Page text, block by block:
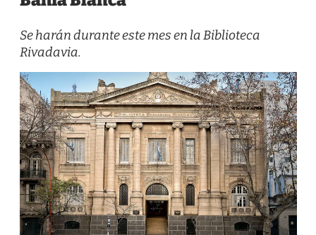
Se harán durante este mes en la Biblioteca
Rivadavia.